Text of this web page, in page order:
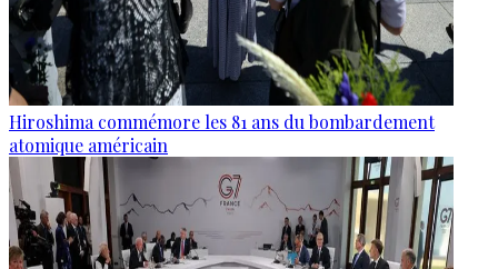
Hiroshima commémore les 81 ans du bombardement
atomique américain